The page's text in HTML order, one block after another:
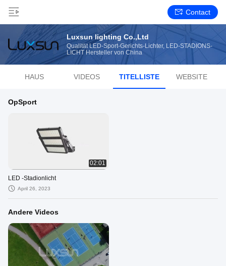
Contact
Luxsun lighting Co.,Ltd
Qualität LED-Sport-Gerichts-Lichter, LED-STADIONS-
LICHT Hersteller von China
HAUS VIDEOS TITELLISTE WEBSITE
OpSport
02:01
LED -Stadionlicht
April 26, 2023
Andere Videos